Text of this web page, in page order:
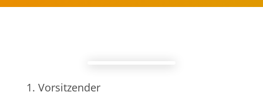
1. Vorsitzender